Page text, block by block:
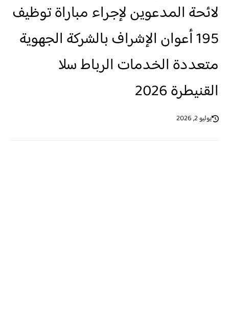
لائحة المدعوين لإجراء مباراة توظيف
195 أعوان الإشراف بالشركة الجهوية
متعددة الخدمات الرباط سلا
القنيطرة 2026
يوليو 2, 2026